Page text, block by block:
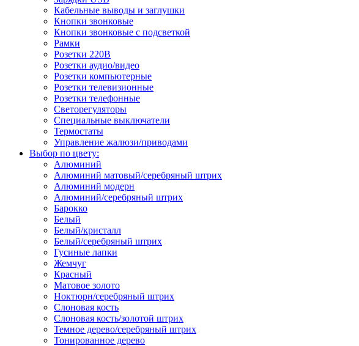
Кабельные выводы и заглушки
Кнопки звонковые
Кнопки звонковые с подсветкой
Рамки
Розетки 220В
Розетки аудио/видео
Розетки компьютерные
Розетки телевизионные
Розетки телефонные
Светорегуляторы
Специальные выключатели
Термостаты
Управление жалюзи/приводами
Выбор по цвету:
Алюминий
Алюминий матовый/серебряный штрих
Алюминий модерн
Алюминий/серебряный штрих
Барокко
Белый
Белый/кристалл
Белый/серебряный штрих
Гусиные лапки
Жемчуг
Красный
Матовое золото
Ноктюрн/серебряный штрих
Слоновая кость
Слоновая кость/золотой штрих
Темное дерево/серебряный штрих
Тонированное дерево